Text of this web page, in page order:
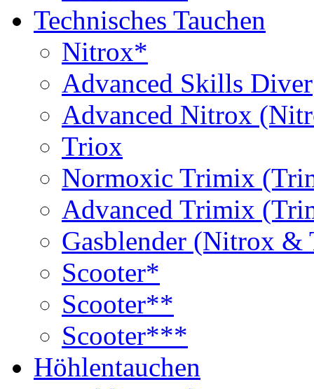
Technisches Tauchen
Nitrox*
Advanced Skills Diver
Advanced Nitrox
Triox
Normoxic Trimix
Advanced Trimix
Gasblender (Nitrox
Scooter*
Scooter**
Scooter***
Höhlentauchen